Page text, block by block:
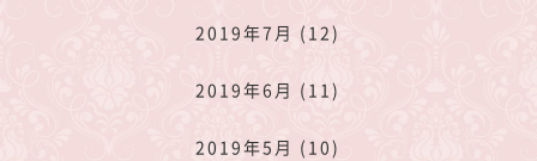
2019年7月 (12)
2019年6月 (11)
2019年5月 (10)